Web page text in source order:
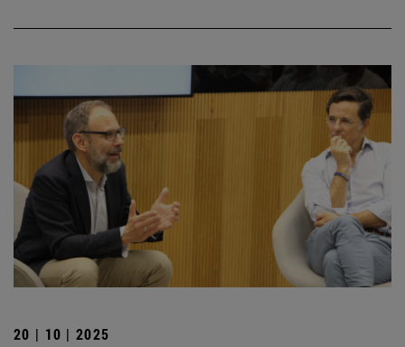
20 | 10 | 2025